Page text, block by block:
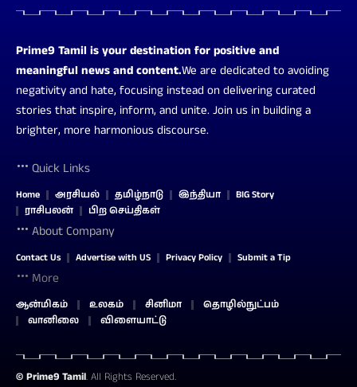
Prime9 Tamil is your destination for positive and
meaningful news and content.We are dedicated to avoiding
negativity and hate, focusing instead on delivering curated
stories that inspire, inform, and unite. Join us in building a
brighter, more harmonious discourse.
Quick Links
Home அரசியல் தமிழ்நாடு இந்தியா
BIG Story
ராசிபலன்
பிற செய்திகள்
About Company
Contact Us Advertise with US Privacy Policy Submit a Tip
More
ஆன்மிகம் உலகம் சினிமா
தொழில்நுட்பம்
வானிலை
விளையாட்டு
© Prime9 Tamil. All Rights Reserved.